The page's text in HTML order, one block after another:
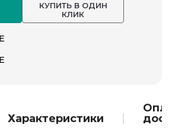
КУПИТЬ В ОДИН
КЛИК
Характеристики